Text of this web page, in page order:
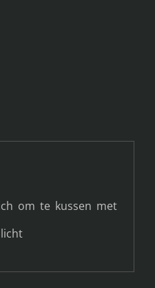
om te kussen met